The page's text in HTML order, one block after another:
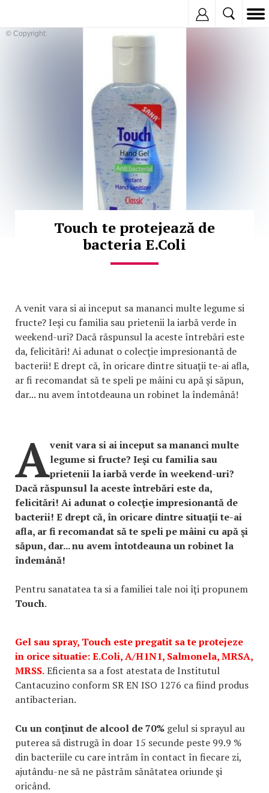
© Copyright:
Touch te protejează de
bacteria E.Coli
A venit vara si ai inceput sa mananci multe legume si
fructe? Ieşi cu familia sau prietenii la iarbă verde în
weekend-uri? Dacă răspunsul la aceste întrebări este
da, felicitări! Ai adunat o colecţie impresionantă de
bacterii! E drept că, în oricare dintre situaţii te-ai afla,
ar fi recomandat să te speli pe mâini cu apă şi săpun,
dar... nu avem întotdeauna un robinet la îndemână!
Avenit vara si ai inceput sa mananci multe
legume si fructe? Ieşi cu familia sau
prietenii la iarbă verde în weekend-uri?
Dacă răspunsul la aceste întrebări este da,
felicitări! Ai adunat o colecţie impresionantă de
bacterii! E drept că, în oricare dintre situaţii te-ai
afla, ar fi recomandat să te speli pe mâini cu apă şi
săpun, dar... nu avem întotdeauna un robinet la
îndemână!
Pentru sanatatea ta si a familiei tale noi îţi propunem
Touch.
Gel sau spray, Touch este pregatit sa te protejeze
in orice situatie: E.Coli, A/H1N1, Salmonela, MRSA,
MRSS.Eficienta sa a fost atestata de Institutul
Cantacuzino conform SR EN ISO 1276 ca fiind produs
antibacterian.
Cu un conţinut de alcool de 70% gelul si sprayul au
puterea să distrugă în doar 15 secunde peste 99.9 %
din bacteriile cu care intrăm în contact în fiecare zi,
ajutându-ne să ne păstrăm sănătatea oriunde şi
oricând.